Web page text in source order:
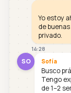
Yo estoy
de
privado.
14:28
SO Sofía
Busco
Tengo
de 1–2